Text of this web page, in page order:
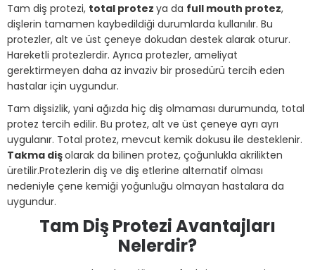
Tam diş protezi, total protez ya da full mouth protez,
dişlerin tamamen kaybedildiği durumlarda kullanılır. Bu
protezler, alt ve üst çeneye dokudan destek alarak oturur.
Hareketli protezlerdir. Ayrıca protezler, ameliyat
gerektirmeyen daha az invaziv bir prosedürü tercih eden
hastalar için uygundur.
Tam dişsizlik, yani ağızda hiç diş olmaması durumunda, total
protez tercih edilir. Bu protez, alt ve üst çeneye ayrı ayrı
uygulanır. Total protez, mevcut kemik dokusu ile desteklenir.
Takma dişolarak da bilinen protez, çoğunlukla akrilikten
üretilir.Protezlerin diş ve diş etlerine alternatif olması
nedeniyle çene kemiği yoğunluğu olmayan hastalara da
uygundur.
Tam Diş Protezi Avantajları
Nelerdir?